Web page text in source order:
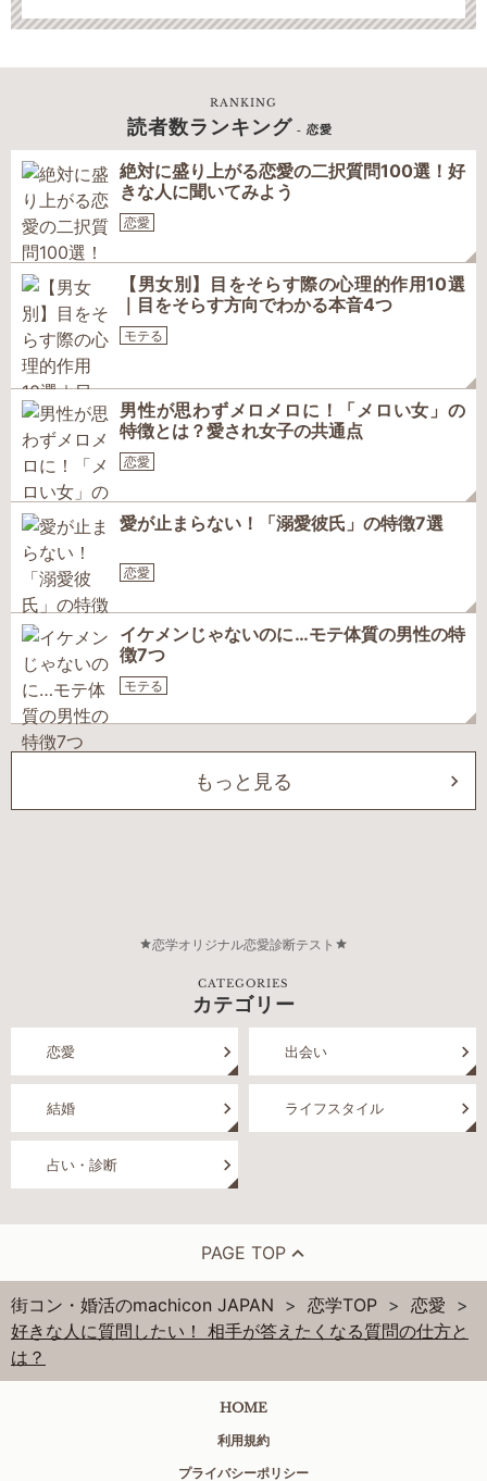
RANKING
読者数ランキング - 恋愛
絶対に盛り上がる恋愛の二択質問100選！好
きな人に聞いてみよう
恋愛
【男女別】目をそらす際の心理的作用10選
｜目をそらす方向でわかる本音4つ
モテる
男性が思わずメロメロに！「メロい女」の
特徴とは？愛され女子の共通点
恋愛
愛が止まらない！「溺愛彼氏」の特徴7選
恋愛
イケメンじゃないのに…モテ体質の男性の特
徴7つ
モテる
もっと見る
恋学オリジナル恋愛診断テスト
CATEGORIES
カテゴリー
恋愛 出会い
結婚 ライフスタイル
占い・診断
PAGE TOP
街コン・婚活のmachicon JAPAN 恋学TOP
恋愛
好きな人に質問したい！ 相手が答えたくなる質問の仕方と
は？
HOME
利用規約
プライバシーポリシー